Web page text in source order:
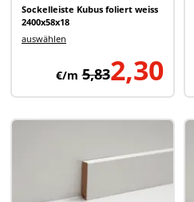
Sockelleiste Kubus foliert weiss
2400x58x18
auswählen
2,30
€/m 5,83